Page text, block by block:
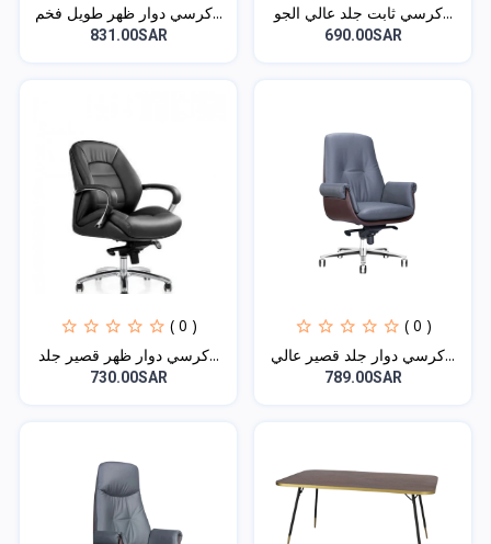
كرسي دوار ظهر طويل فخم...
831.00SAR
كرسي ثابت جلد عالي الجو...
690.00SAR
( 0 )
كرسي دوار ظهر قصير جلد...
730.00SAR
( 0 )
كرسي دوار جلد قصير عالي...
789.00SAR